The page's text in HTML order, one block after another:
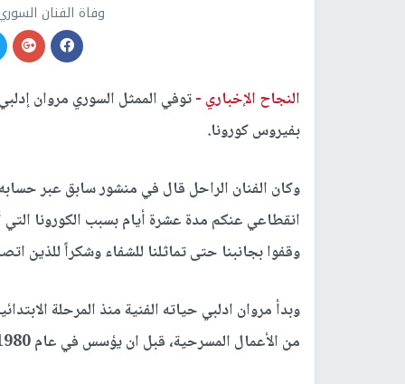
وفاة الفنان
النجاح الإخباري -
بفيروس كورونا.
وكان الفنان الراحل قال في منشور سابق عبر
انقطاعي عنكم مدة عشرة أيام بسبب الكورونا
وقفوا بجانبنا حتى تماثلنا للشفاء وشكراً للذين
من الأعمال المسرحية، قبل ان يؤسس في عام 1980 فرقة مسرحية تحت اسم "المسرح الكوميدي".